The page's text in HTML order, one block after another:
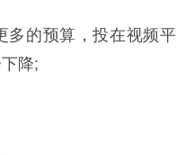
多的预算，投在视频平
降;